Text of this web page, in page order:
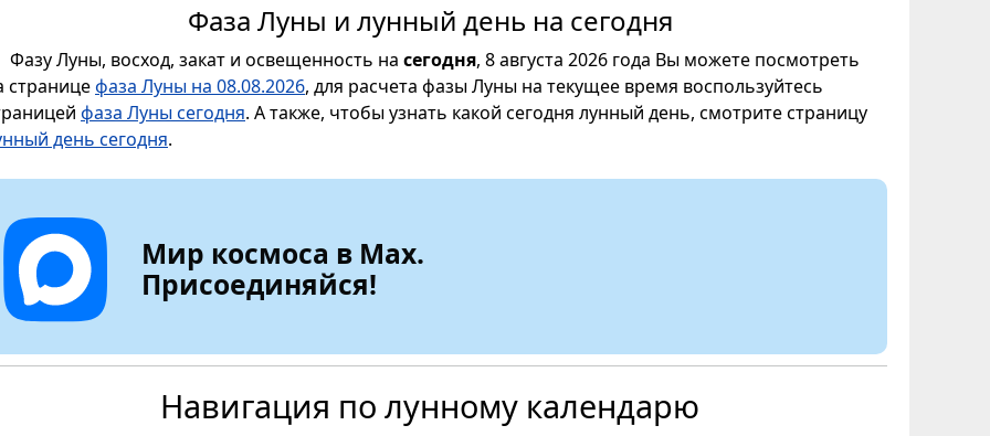
Фаза Луны и лунный день на сегодня
Фазу Луны, восход, закат и освещенность на сегодня, 8 августа 2026 года Вы можете посмотреть
страницефаза Луны на 08.08.2026, для расчета фазы Луны на текущее время воспользуйтесь
фаза Луны сегодня. А также, чтобы узнать какой сегодня лунный день, смотрите страницу
день сегодня.
Мир космоса в Max.
Присоединяйся!
Навигация по лунному календарю